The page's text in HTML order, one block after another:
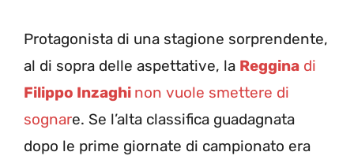
Protagonista di una stagione sorprendente,
al di sopra delle aspettative, la Reggina di
Filippo Inzaghi non vuole smettere di
sognare. Se l’alta classifica guadagnata
dopo le prime giornate di campionato era